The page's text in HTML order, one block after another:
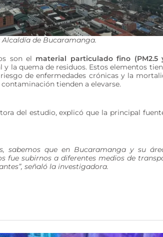
de Bucaramanga.
son el material particulado fino (PM2.5
la quema de residuos. Estos elementos
de enfermedades crónicas y la
tienden a elevarse.
del estudio, explicó que la principal
sabemos que en Bucaramanga y su
fue subirnos a diferentes medios de
señaló la investigadora.